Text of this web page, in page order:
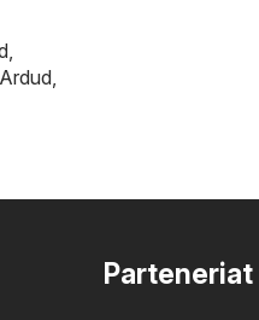
,
Ardud,
Parteneriat